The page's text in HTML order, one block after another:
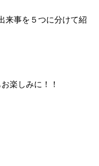
来事を５つに分けて紹
楽しみに！！